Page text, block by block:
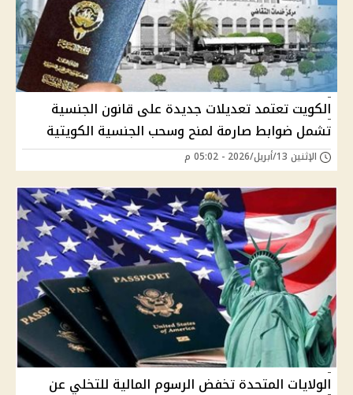
الكويت تعتمد تعديلات جديدة على قانون الجنسية
تشمل ضوابط صارمة لمنح وسحب الجنسية الكويتية
الإثنين 13/أبريل/2026 - 05:02 م
الولايات المتحدة تخفض الرسوم المالية للتخلي عن